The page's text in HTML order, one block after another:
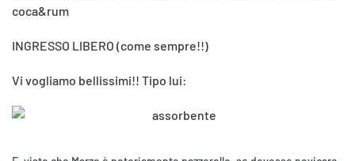
coca&rum
INGRESSO LIBERO (come sempre!!)
Vi vogliamo bellissimi!! Tipo lui: